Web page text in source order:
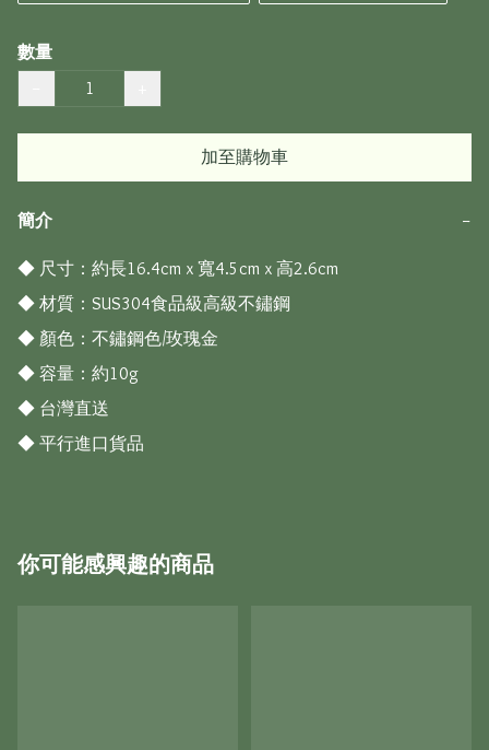
數量
加至購物車
簡介 −
◆ 尺寸：約長16.4cm x 寬4.5cm x 高2.6cm
◆ 材質：SUS304食品級高級不鏽鋼
◆ 顏色：不鏽鋼色/玫瑰金
◆ 容量：約10g
◆ 台灣直送
◆ 平行進口貨品
你可能感興趣的商品